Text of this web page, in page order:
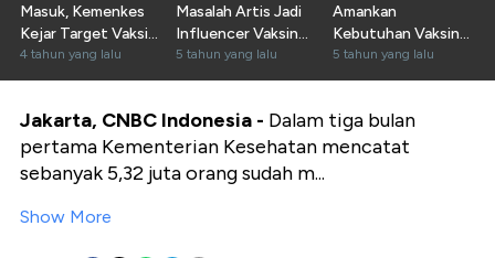
Masuk, Kemenkes
Kejar Target Vaksin
Lengkap 70%
4 tahun yang lalu
Masalah Artis Jadi
Influencer Vaksin
Massal
5 tahun yang lalu
Amankan
Kebutuhan Vaksin
Hingga Akhir 2021
5 tahun yang lalu
Jakarta, CNBC Indonesia - Dalam tiga bulan
pertama Kementerian Kesehatan mencatat
sebanyak 5,32 juta orang sudah m...
Show More